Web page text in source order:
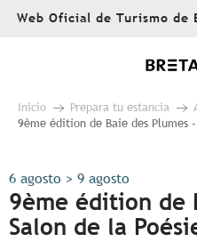
AllerWeb Oficial de Turismo de
Inicio Prepara tu estancia
9ème édition de Baie des Plumes
6 agosto > 9 agosto
9ème édition de
Salon de la